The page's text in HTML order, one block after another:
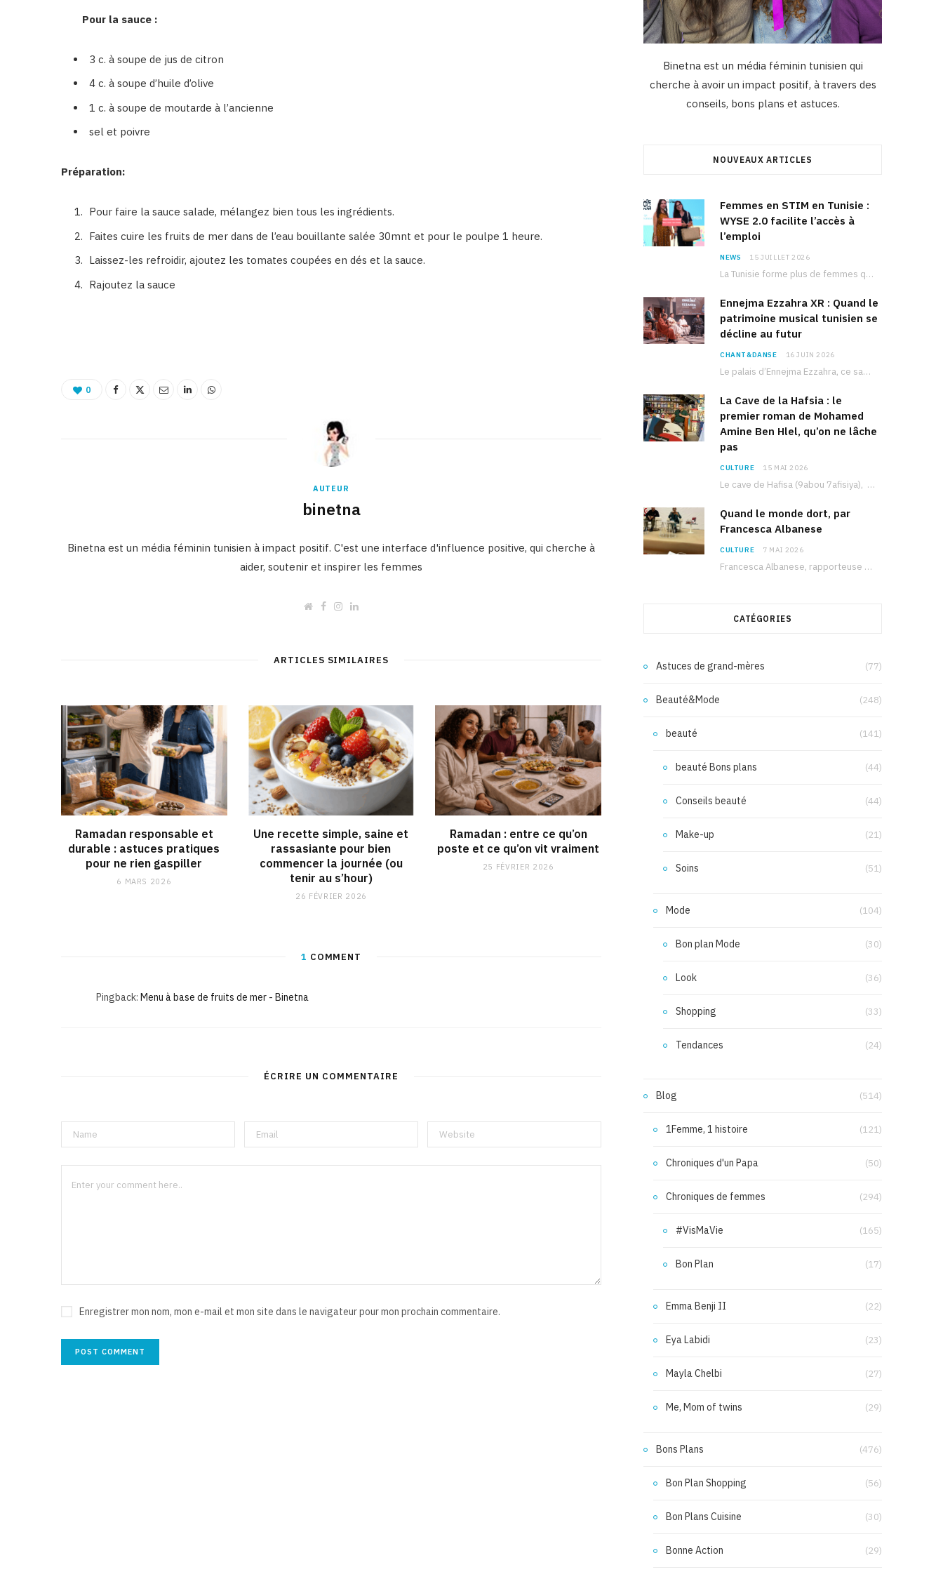
Pour la sauce :
3 c. à soupe de jus de citron
4 c. à soupe d’huile d’olive
1 c. à soupe de moutarde à l’ancienne
sel et poivre
Préparation:
Pour faire la sauce salade, mélangez bien tous les ingrédients.
Faites cuire les fruits de mer dans de l’eau bouillante salée 30mnt et pour le poulpe 1 heure.
Laissez-les refroidir, ajoutez les tomates coupées en dés et la sauce.
Rajoutez la sauce
0
AUTEUR
binetna
Binetna est un média féminin tunisien à impact positif. C'est une interface d'influence positive, qui cherche à
aider, soutenir et inspirer les femmes
W
e
F
o
I
r
L
I
ARTICLES SIMILAIRES
Ramadan responsable et
durable : astuces pratiques
pour ne rien gaspiller
6 MARS 2026
Une recette simple, saine et
rassasiante pour bien
commencer la journée (ou
tenir au s’hour)
26 FÉVRIER 2026
Ramadan : entre ce qu’on
poste et ce qu’on vit vraiment
25 FÉVRIER 2026
1 COMMENT
Pingback: Menu à base de fruits de mer - Binetna
ÉCRIRE UN COMMENTAIRE
Enregistrer mon nom, mon e-mail et mon site dans le navigateur pour mon prochain commentaire.
Binetna est un média féminin tunisien qui
cherche à avoir un impact positif, à travers des
conseils, bons plans et astuces.
NOUVEAUX ARTICLES
Femmes en STIM en Tunisie :
WYSE 2.0 facilite l’accès à
l’emploi
NEWS 15 JUILLET 2026
La Tunisie forme plus de femmes que d’hommes dans les filières scientifiques. Pourtant, pour beaucoup…
Ennejma Ezzahra XR : Quand le
patrimoine musical tunisien se
décline au futur
CHANT&DANSE 16 JUIN 2026
Le palais d’Ennejma Ezzahra, ce sanctuaire de la musique tunisienne et méditerranéenne construit par le…
La Cave de la Hafsia : le
premier roman de Mohamed
Amine Ben Hlel, qu’on ne lâche
pas
CULTURE 15 MAI 2026
Le cave de Hafisa (9abou 7afisiya), premier roman du journaliste tunisien Mohamed Amine Ben Hlel,…
Quand le monde dort, par
Francesca Albanese
CULTURE 7 MAI 2026
Francesca Albanese, rapporteuse spéciale de l’ONU sur les territoires palestiniens occupés, était à Tunis pour…
CATÉGORIES
Astuces de grand-mères (77)
Beauté&Mode (248)
beauté (141)
beauté Bons plans (44)
Conseils beauté (44)
Make-up (21)
Soins (51)
Mode (104)
Bon plan Mode (30)
Look (36)
Shopping (33)
Tendances (24)
Blog (514)
1Femme, 1 histoire (121)
Chroniques d'un Papa (50)
Chroniques de femmes (294)
#VisMaVie (165)
Bon Plan (17)
Emma Benji II (22)
Eya Labidi (23)
Mayla Chelbi (27)
Me, Mom of twins (29)
Bons Plans (476)
Bon Plan Shopping (56)
Bon Plans Cuisine (30)
Bonne Action (29)